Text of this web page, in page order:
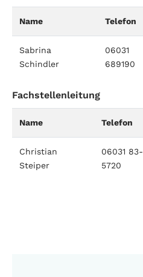
Name Telefon
Sabrina
Schindler
06031
689190
Fachstellenleitung
Name Telefon
Christian
Steiper
06031 83-
5720